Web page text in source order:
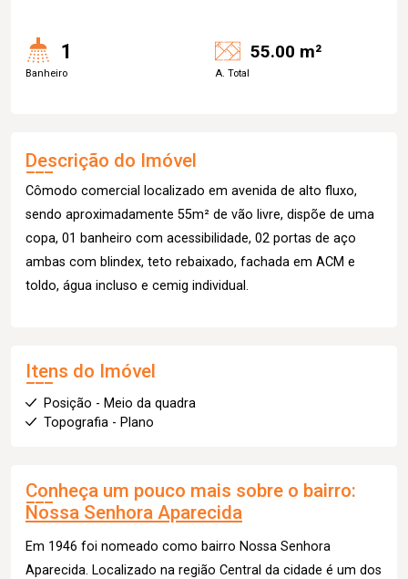
1
Banheiro
55.00 m²
A. Total
Descrição do Imóvel
Cômodo comercial localizado em avenida de alto fluxo,
sendo aproximadamente 55m² de vão livre, dispõe de uma
copa, 01 banheiro com acessibilidade, 02 portas de aço
ambas com blindex, teto rebaixado, fachada em ACM e
toldo, água incluso e cemig individual.
Itens do Imóvel
Posição - Meio da quadra
Topografia - Plano
Conheça um pouco mais sobre o bairro:
Nossa Senhora Aparecida
Em 1946 foi nomeado como bairro Nossa Senhora
Aparecida. Localizado na região Central da cidade é um dos